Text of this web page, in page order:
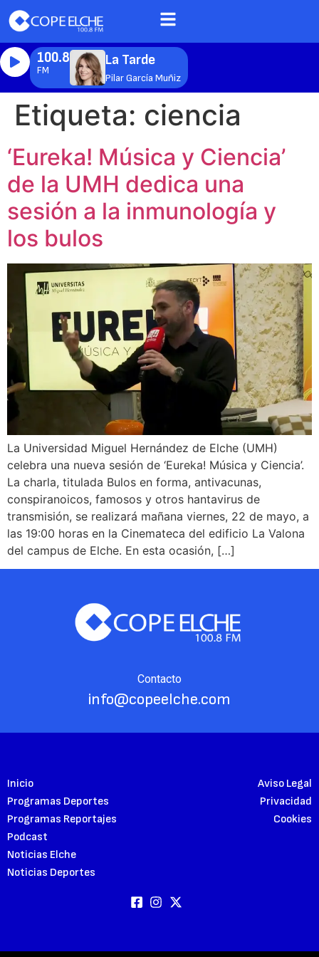
100.8
FM
La Tarde
Pilar García Muñiz
Etiqueta: ciencia
‘Eureka! Música y Ciencia’
de la UMH dedica una
sesión a la inmunología y
los bulos
La Universidad Miguel Hernández de Elche (UMH)
celebra una nueva sesión de ‘Eureka! Música y Ciencia’.
La charla, titulada Bulos en forma, antivacunas,
conspiranoicos, famosos y otros hantavirus de
transmisión, se realizará mañana viernes, 22 de mayo, a
las 19:00 horas en la Cinemateca del edificio La Valona
del campus de Elche. En esta ocasión, […]
Contacto
info@copeelche.com
Inicio
Programas Deportes
Programas Reportajes
Podcast
Noticias Elche
Noticias Deportes
Aviso Legal
Privacidad
Cookies